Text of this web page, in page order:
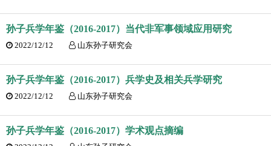
孙子兵学年鉴（2016-2017）当代非军事领域应用研究
2022/12/12 山东孙子研究会
孙子兵学年鉴（2016-2017）兵学史及相关兵学研究
2022/12/12 山东孙子研究会
孙子兵学年鉴（2016-2017）学术观点摘编